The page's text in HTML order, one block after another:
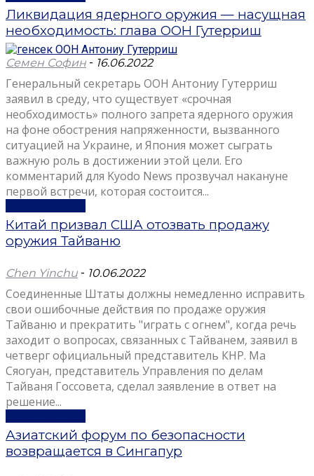
Ликвидация ядерного оружия — насущная
необходимость: глава ООН Гутерриш
Семен Софин - 16.06.2022
Генеральный секретарь ООН Антониу Гутерриш
заявил в среду, что существует «срочная
необходимость» полного запрета ядерного оружия
на фоне обострения напряженности, вызванного
ситуацией на Украине, и Япония может сыграть
важную роль в достижении этой цели. Его
комментарий для Kyodo News прозвучал накануне
первой встречи, которая состоится...
Китай призвал США отозвать продажу
оружия Тайваню
Chen Yinchu - 10.06.2022
Соединенные Штаты должны немедленно исправить
свои ошибочные действия по продаже оружия
Тайваню и прекратить "играть с огнем", когда речь
заходит о вопросах, связанных с Тайванем, заявил в
четверг официальный представитель КНР. Ма
Сяогуан, представитель Управления по делам
Тайваня Госсовета, сделал заявление в ответ на
решение...
Азиатский форум по безопасности
возвращается в Сингапур